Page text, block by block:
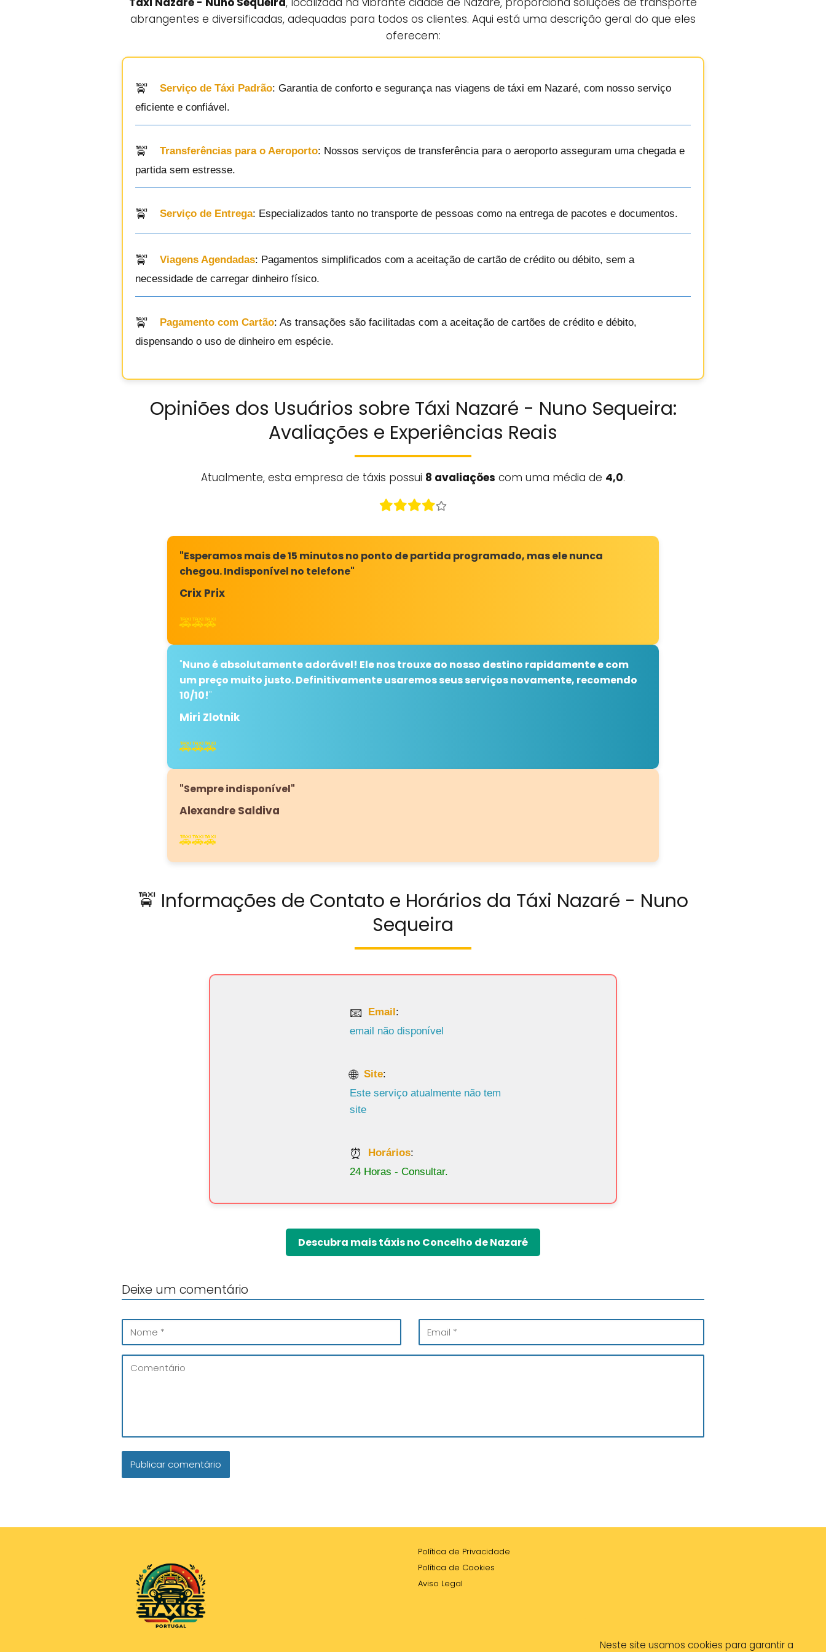
abrangentes e diversificadas, adequadas para todos os clientes. Aqui está uma descrição geral do que eles
oferecem:
Serviço de Táxi Padrão: Garantia de conforto e segurança nas viagens de táxi em Nazaré, com nosso serviço
eficiente e confiável.
Transferências para o Aeroporto: Nossos serviços de transferência para o aeroporto asseguram uma chegada e
partida sem estresse.
Serviço de Entrega: Especializados tanto no transporte de pessoas como na entrega de pacotes e documentos.
Viagens Agendadas: Pagamentos simplificados com a aceitação de cartão de crédito ou débito, sem a
necessidade de carregar dinheiro físico.
Pagamento com Cartão: As transações são facilitadas com a aceitação de cartões de crédito e débito,
dispensando o uso de dinheiro em espécie.
Opiniões dos Usuários sobre Táxi Nazaré - Nuno Sequeira:
Avaliações e Experiências Reais
Atualmente, esta empresa de táxis possui 8 avaliações com uma média de 4,0.
"Esperamos mais de 15 minutos no ponto de partida programado, mas ele nunca
chegou. Indisponível no telefone"
Crix Prix
🚕🚕🚕
"Nuno é absolutamente adorável! Ele nos trouxe ao nosso destino rapidamente e com
um preço muito justo. Definitivamente usaremos seus serviços novamente, recomendo
10/10!"
Miri Zlotnik
🚕🚕🚕
"Sempre indisponível"
Alexandre Saldiva
🚕🚕🚕
🚖 Informações de Contato e Horários da Táxi Nazaré - Nuno
Sequeira
Email :
email não disponível
Site:
Este serviço atualmente não tem
site
Horários:
24 Horas - Consultar.
Descubra mais táxis no Concelho de Nazaré
Deixe um comentário
Política de Privacidade
Política de Cookies
Aviso Legal
Neste site usamos cookies para garantir a